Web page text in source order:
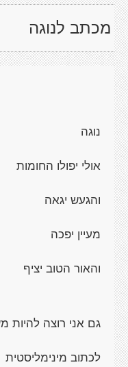
מכתב לנוגה
נוגה
אולי יפולו החומות
והגעש יגאה
מעיין יפכה
והאור הטוב יציף
גם אני רוצה להיות
לכתוב מינימליסטית